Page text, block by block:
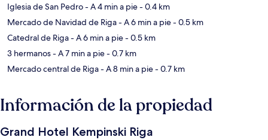
Iglesia de San Pedro- A 4 min a pie- 0.4 km
Mercado de Navidad de Riga- A 6 min a pie- 0.5 km
Catedral de Riga- A 6 min a pie- 0.5 km
3 hermanos- A 7 min a pie- 0.7 km
Mercado central de Riga- A 8 min a pie- 0.7 km
Información de la propiedad
Grand Hotel Kempinski Riga